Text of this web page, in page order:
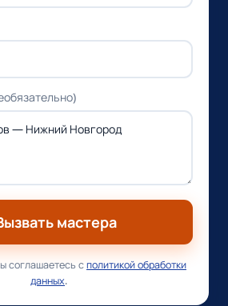
мастера
соглашаетесь сполитикой обработки
данных.